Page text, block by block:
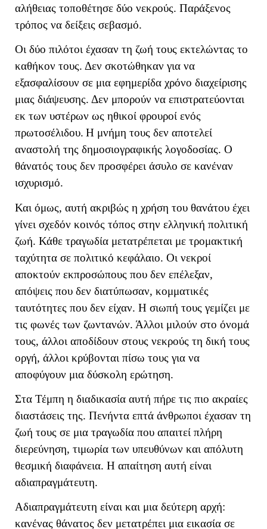
αλήθειας τοποθέτησε δύο νεκρούς. Παράξενος
τρόπος να δείξεις σεβασμό.
Οι δύο πιλότοι έχασαν τη ζωή τους εκτελώντας το
καθήκον τους. Δεν σκοτώθηκαν για να
εξασφαλίσουν σε μια εφημερίδα χρόνο διαχείρισης
μιας διάψευσης. Δεν μπορούν να επιστρατεύονται
εκ των υστέρων ως ηθικοί φρουροί ενός
πρωτοσέλιδου. Η μνήμη τους δεν αποτελεί
αναστολή της δημοσιογραφικής λογοδοσίας. Ο
θάνατός τους δεν προσφέρει άσυλο σε κανέναν
ισχυρισμό.
Και όμως, αυτή ακριβώς η χρήση του θανάτου έχει
γίνει σχεδόν κοινός τόπος στην ελληνική πολιτική
ζωή. Κάθε τραγωδία μετατρέπεται με τρομακτική
ταχύτητα σε πολιτικό κεφάλαιο. Οι νεκροί
αποκτούν εκπροσώπους που δεν επέλεξαν,
απόψεις που δεν διατύπωσαν, κομματικές
ταυτότητες που δεν είχαν. Η σιωπή τους γεμίζει με
τις φωνές των ζωντανών. Άλλοι μιλούν στο όνομά
τους, άλλοι αποδίδουν στους νεκρούς τη δική τους
οργή, άλλοι κρύβονται πίσω τους για να
αποφύγουν μια δύσκολη ερώτηση.
Στα Τέμπη η διαδικασία αυτή πήρε τις πιο ακραίες
διαστάσεις της. Πενήντα επτά άνθρωποι έχασαν τη
ζωή τους σε μια τραγωδία που απαιτεί πλήρη
διερεύνηση, τιμωρία των υπευθύνων και απόλυτη
θεσμική διαφάνεια. Η απαίτηση αυτή είναι
αδιαπραγμάτευτη.
Αδιαπραγμάτευτη είναι και μια δεύτερη αρχή:
κανένας θάνατος δεν μετατρέπει μια εικασία σε